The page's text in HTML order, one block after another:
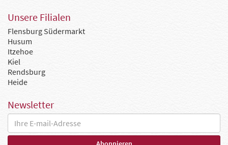
Unsere Filialen
Flensburg Südermarkt
Husum
Itzehoe
Kiel
Rendsburg
Heide
Newsletter